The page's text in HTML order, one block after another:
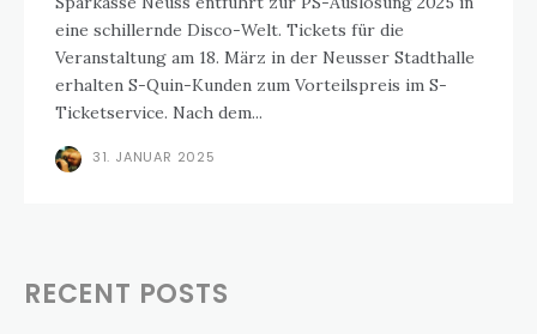
eine schillernde Disco-Welt. Tickets für die
Veranstaltung am 18. März in der Neusser Stadthalle
erhalten S-Quin-Kunden zum Vorteilspreis im S-
Ticketservice. Nach dem...
31. JANUAR 2025
RECENT POSTS